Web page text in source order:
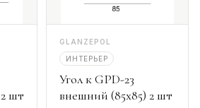
шт
GLANZEPOL
ИНТЕРЬЕР
Угол к GPD-23
внешний (85х85) 2 шт